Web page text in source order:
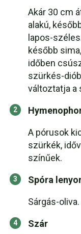
Akár 30 cm
alakú,
lapos-
később
időben
szürkés-
változtatja a
A pórusok
szürkék,
színűek.
Spóra
Sárgás-oliva.
Szár